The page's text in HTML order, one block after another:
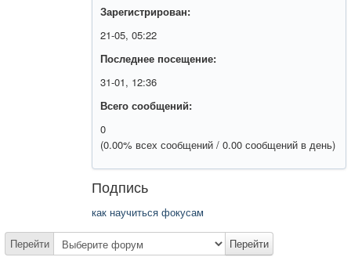
Зарегистрирован:
21-05, 05:22
Последнее посещение:
31-01, 12:36
Всего сообщений:
0
(0.00% всех сообщений / 0.00 сообщений в день)
Подпись
как научиться фокусам
Перейти Перейти